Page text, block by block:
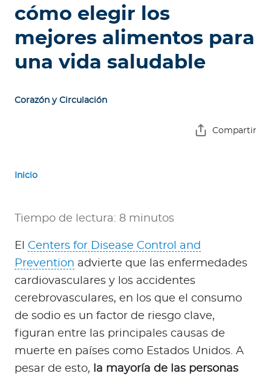
cómo elegir los
mejores alimentos para
una vida saludable
Corazón y Circulación
Compartir
Inicio
Tiempo de lectura: 8 minutos
El Centers for Disease Control and
Prevention advierte que las enfermedades
cardiovasculares y los accidentes
cerebrovasculares, en los que el consumo
de sodio es un factor de riesgo clave,
figuran entre las principales causas de
muerte en países como Estados Unidos. A
pesar de esto,
la mayoría de las personas